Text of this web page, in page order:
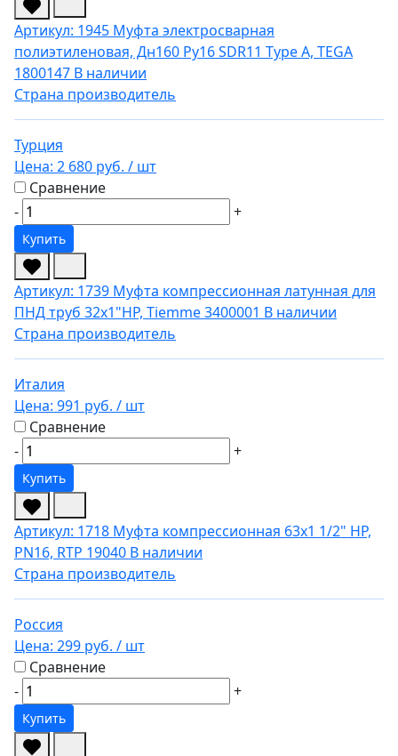
Артикул: 1945 Муфта электросварная
полиэтиленовая, Дн160 Ру16 SDR11 Type A, TEGA
1800147 В наличии
Страна производитель
Турция
Цена: 2 680 руб. / шт
Сравнение
-
+
Купить
Артикул: 1739 Муфта компрессионная латунная для
ПНД труб 32х1"НР, Tiemme 3400001 В наличии
Страна производитель
Италия
Цена: 991 руб. / шт
Сравнение
-
+
Купить
Артикул: 1718 Муфта компрессионная 63х1 1/2" НР,
PN16, RTP 19040 В наличии
Страна производитель
Россия
Цена: 299 руб. / шт
Сравнение
-
+
Купить